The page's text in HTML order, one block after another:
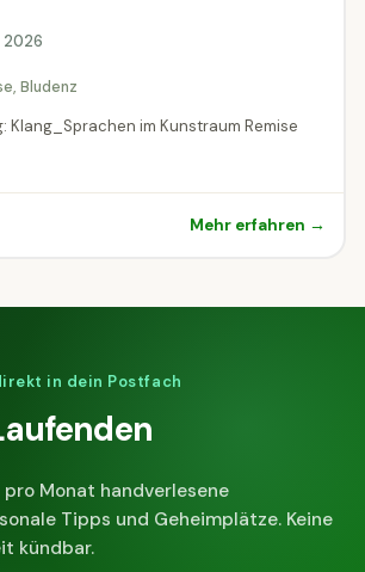
2026
Bludenz
Klang_Sprachen im Kunstraum Remise
Mehr erfahren →
in dein Postfach
pro Monat handverlesene
Tipps und Geheimplätze. Keine
kündbar.